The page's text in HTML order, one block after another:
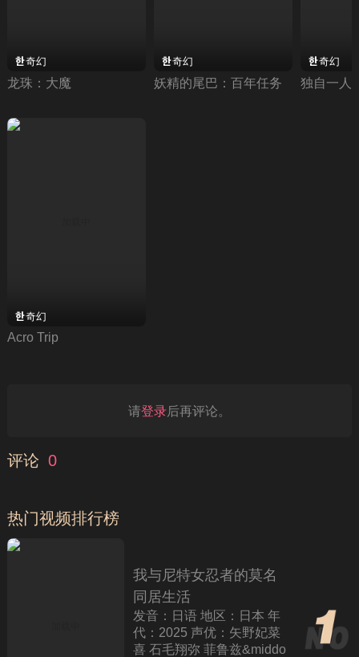
奇幻
龙珠：大魔
奇幻
妖精的尾巴：百年任务
奇幻
独自一人
奇幻
Acro Trip
请登录后再评论。
评论 0
热门视频排行榜
我与尼特女忍者的莫名
同居生活
发音：日语 地区：日本 年
代：2025 声优：矢野妃菜
喜 石毛翔弥 菲鲁兹&middo